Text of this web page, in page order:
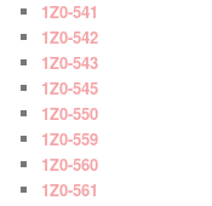
1Z0-541
1Z0-542
1Z0-543
1Z0-545
1Z0-550
1Z0-559
1Z0-560
1Z0-561